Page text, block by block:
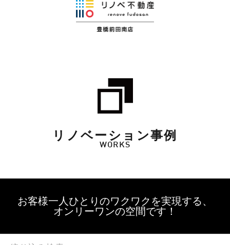
リノベーション事例
WORKS
お客様一人ひとりのワクワクを実現する、
オンリーワンの空間です！